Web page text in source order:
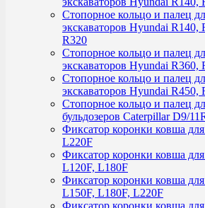
Стопорное кольцо и палец
экскаваторов Hyundai R140,
R320
Стопорное кольцо и палец
экскаваторов Hyundai R360,
Стопорное кольцо и палец
экскаваторов Hyundai R450,
Стопорное кольцо и палец
бульдозеров Caterpillar D9/
Фиксатор коронки ковша для
L220F
Фиксатор коронки ковша
L120F, L180F
Фиксатор коронки ковша
L150F, L180F, L220F